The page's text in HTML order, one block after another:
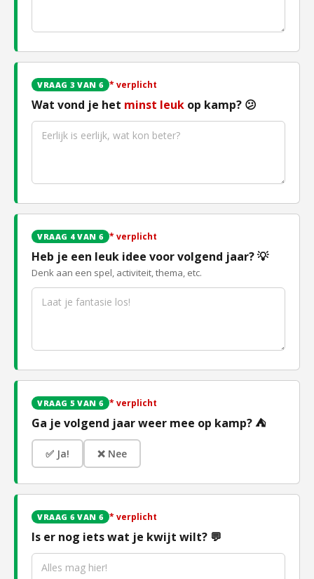
VRAAG 3 VAN 6 * verplicht
Wat vond je het minst leuk op kamp? 😕
VRAAG 4 VAN 6 * verplicht
Heb je een leuk idee voor volgend jaar? 💡
Denk aan een spel, activiteit, thema, etc.
VRAAG 5 VAN 6 * verplicht
Ga je volgend jaar weer mee op kamp? ⛺
✅ Ja! ❌ Nee
VRAAG 6 VAN 6 * verplicht
Is er nog iets wat je kwijt wilt? 💬